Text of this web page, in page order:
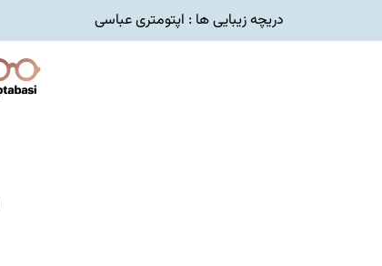
دریچه زیبایی ها : اپتومتری عباسی